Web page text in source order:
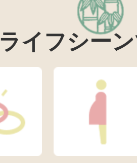
ライフシー